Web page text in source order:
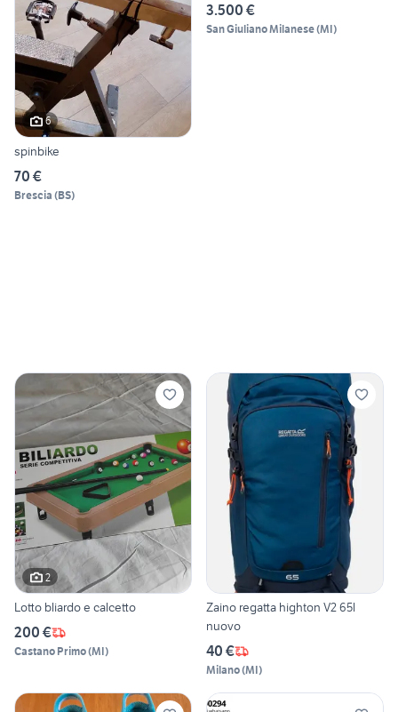
6
spinbike
70 €
Brescia (BS)
3.500 €
San Giuliano Milanese(MI)
2
Lotto bliardo e calcetto
200 €
Castano Primo(MI)
Zaino regatta highton V2 65l
nuovo
40 €
Milano(MI)